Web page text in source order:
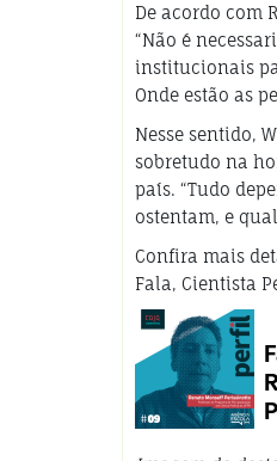
De acordo com
“Não é
institucionais
Onde estão as
Nesse sentido,
sobretudo na
país. “Tudo
ostentam, e
Confira mais
Fala, Cientista